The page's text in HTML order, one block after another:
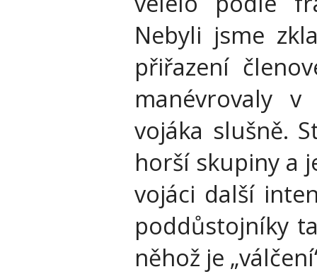
Nebyli jsme
přiřazení
manévrovaly
vojáka slušně.
horší skupiny a
vojáci další
poddůstojníky
něhož je